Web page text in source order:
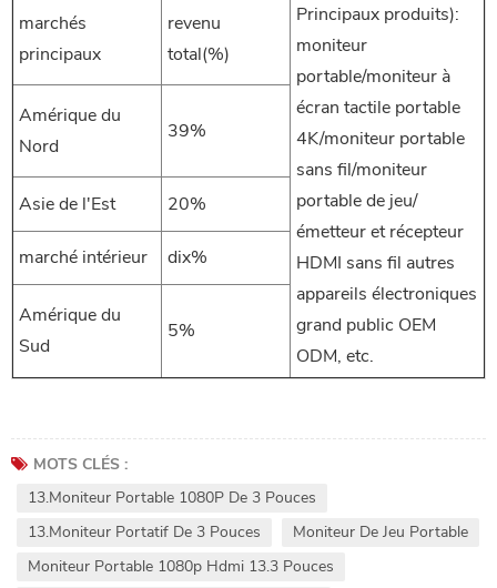
marchés
principaux
revenu
total(%)
Principaux produits):
moniteur
portable/moniteur à
écran tactile portable
4K/moniteur portable
sans fil/moniteur
portable de jeu/
émetteur et récepteur
HDMI sans fil autres
appareils électroniques
grand public OEM
ODM, etc.
Amérique du
Nord
39%
Asie de l'Est 20%
marché intérieur dix%
Amérique du
Sud
5%
MOTS CLÉS :
13.Moniteur Portable 1080P De 3 Pouces
13.Moniteur Portatif De 3 Pouces
Moniteur De Jeu Portable
Moniteur Portable 1080p Hdmi 13.3 Pouces